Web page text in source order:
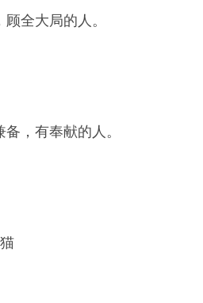
全大局的人。
，有奉献的人。